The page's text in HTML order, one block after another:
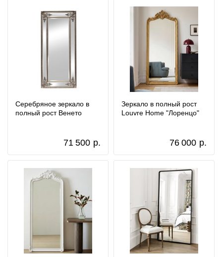
Серебряное зеркало в
полный рост Венето
71 500 р.
Зеркало в полный рост
Louvre Home "Лоренцо"
76 000 р.